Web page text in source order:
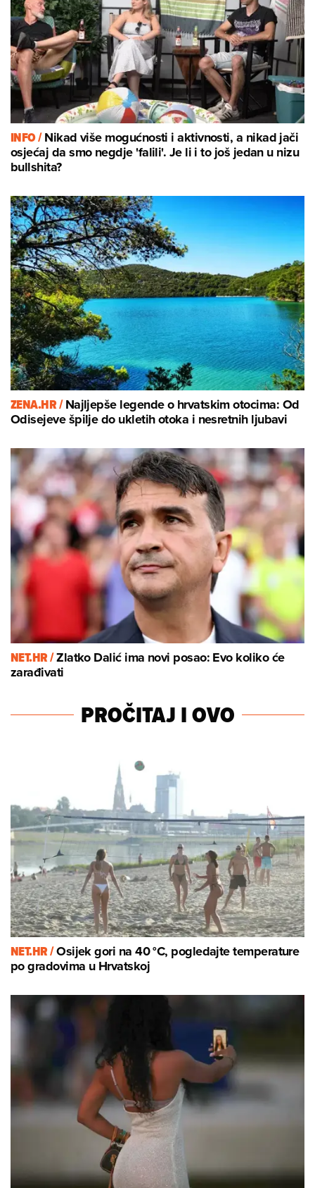
INFO /Nikad više mogućnosti i aktivnosti, a nikad jači
osjećaj da smo negdje 'falili'. Je li i to još jedan u nizu
bullshita?
ZENA.HR /Najljepše legende o hrvatskim otocima: Od
Odisejeve špilje do ukletih otoka i nesretnih ljubavi
NET.HR /Zlatko Dalić ima novi posao: Evo koliko će
zarađivati
PROČITAJ I OVO
NET.HR /Osijek gori na 40 °C, pogledajte temperature
po gradovima u Hrvatskoj